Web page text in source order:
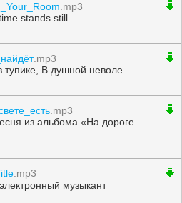
.mp3
stands still...
.mp3
В душной неволе...
.mp3
из альбома «На дороге
.mp3
музыкант